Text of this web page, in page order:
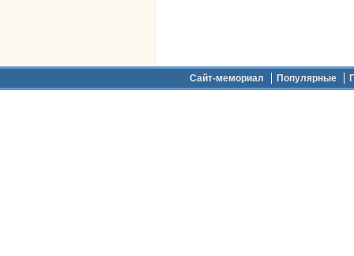
Сайт-мемориал Популярные